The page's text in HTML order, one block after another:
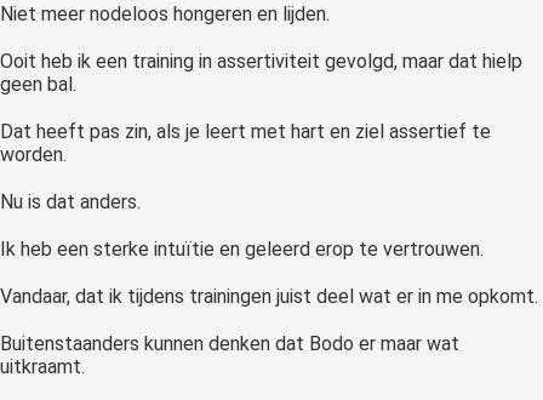
Niet meer nodeloos hongeren en lijden.
Ooit heb ik een training in assertiviteit gevolgd, maar dat hielp
geen bal.
Dat heeft pas zin, als je leert met hart en ziel assertief te
worden.
Nu is dat anders.
Ik heb een sterke intuïtie en geleerd erop te vertrouwen.
Vandaar, dat ik tijdens trainingen juist deel wat er in me opkomt.
Buitenstaanders kunnen denken dat Bodo er maar wat
uitkraamt.